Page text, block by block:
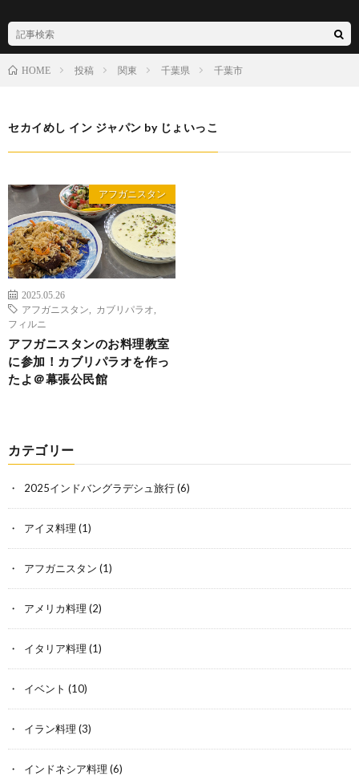
HOME 投稿 関東 千葉県 千葉市
セカイめし イン ジャパン by じょいっこ
アフガニスタン
2025.05.26
アフガニスタン
カブリパラオ
フィルニ
アフガニスタンのお料理教室
に参加！カブリパラオを作っ
たよ＠幕張公民館
カテゴリー
2025インドバングラデシュ旅行(6)
アイヌ料理 (1)
アフガニスタン (1)
アメリカ料理 (2)
イタリア料理 (1)
イベント (10)
イラン料理 (3)
インドネシア料理 (6)